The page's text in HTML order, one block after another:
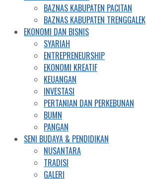
BAZNAS KABUPATEN PACITAN
BAZNAS KABUPATEN TRENGGALEK
EKONOMI DAN BISNIS
SYARIAH
ENTREPRENEURSHIP
EKONOMI KREATIF
KEUANGAN
INVESTASI
PERTANIAN DAN PERKEBUNAN
BUMN
PANGAN
SENI BUDAYA & PENDIDIKAN
NUSANTARA
TRADISI
GALERI